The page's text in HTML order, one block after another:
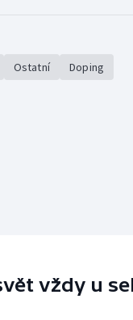
Ostatní Doping
vždy u